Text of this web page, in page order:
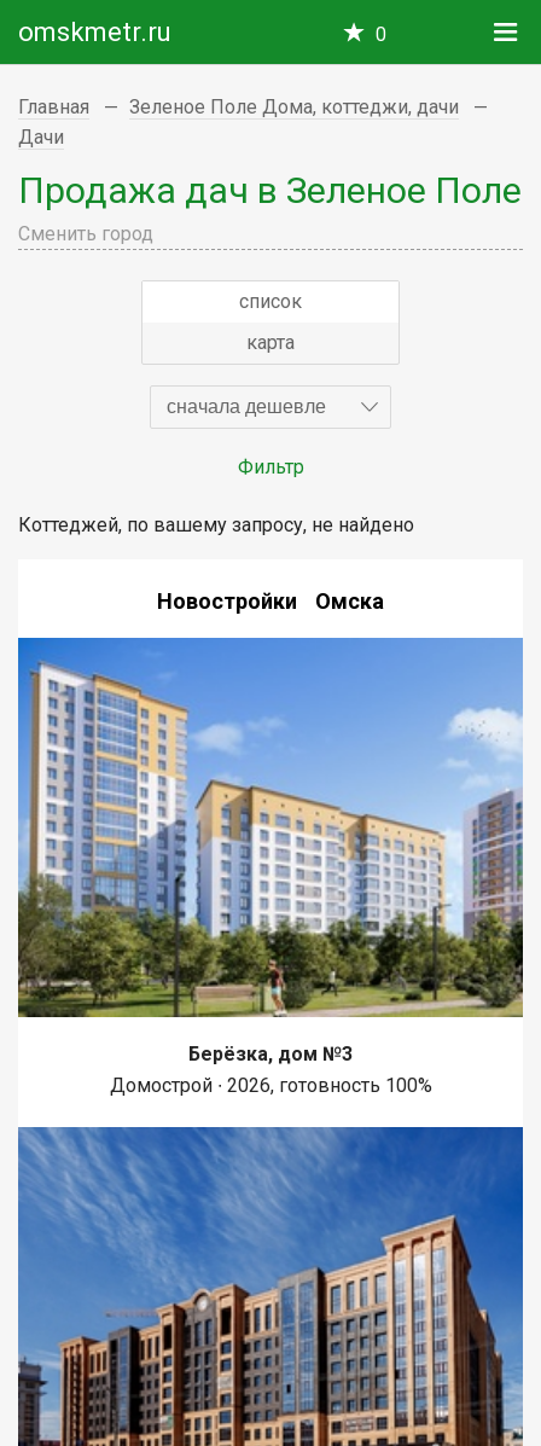
omskmetr.ru 0
Главная
Зеленое Поле Дома, коттеджи, дачи
Дачи
Продажа дач в Зеленое Поле
Сменить город
список
карта
сначала дешевле
Фильтр
Коттеджей, по вашему запросу, не найдено
Новостройки Омска
Берёзка, дом №3
Домострой ∙ 2026, готовность 100%